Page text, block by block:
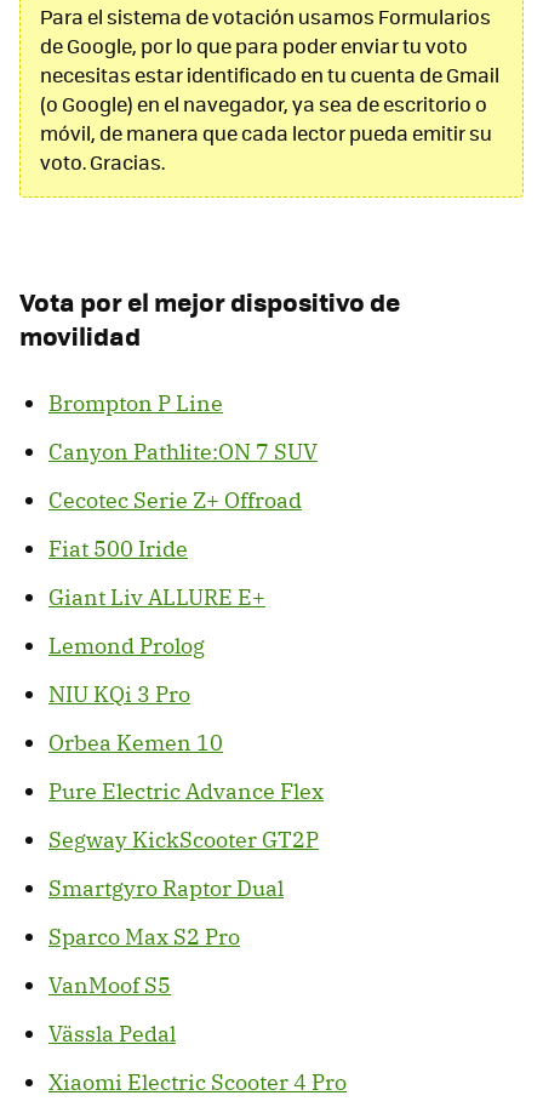
Para el sistema de votación usamos Formularios
de Google, por lo que para poder enviar tu voto
necesitas estar identificado en tu cuenta de Gmail
(o Google) en el navegador, ya sea de escritorio o
móvil, de manera que cada lector pueda emitir su
voto. Gracias.
Vota por el mejor dispositivo de
movilidad
Brompton P Line
Canyon Pathlite:ON 7 SUV
Cecotec Serie Z+ Offroad
Fiat 500 Iride
Giant Liv ALLURE E+
Lemond Prolog
NIU KQi 3 Pro
Orbea Kemen 10
Pure Electric Advance Flex
Segway KickScooter GT2P
Smartgyro Raptor Dual
Sparco Max S2 Pro
VanMoof S5
Vässla Pedal
Xiaomi Electric Scooter 4 Pro